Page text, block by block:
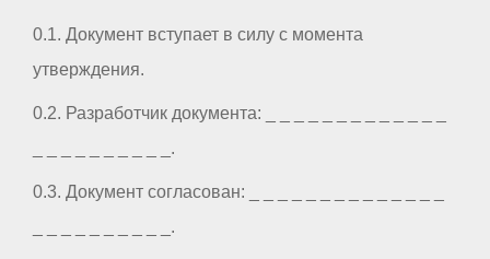
0.1. Документ вступает в силу с момента
утверждения.
0.2. Разработчик документа: _ _ _ _ _ _ _ _ _ _ _ _ _
_ _ _ _ _ _ _ _ _ _.
0.3. Документ согласован: _ _ _ _ _ _ _ _ _ _ _ _ _ _
_ _ _ _ _ _ _ _ _ _.